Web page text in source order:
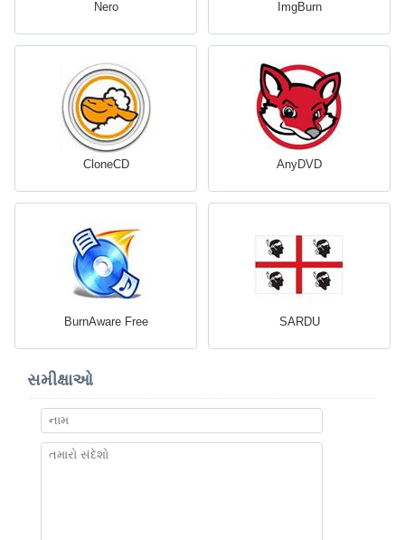
Nero ImgBurn
CloneCD AnyDVD
BurnAware Free SARDU
સમીક્ષાઓ